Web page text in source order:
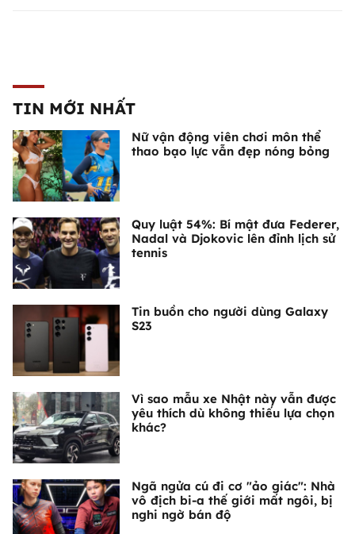
TIN MỚI NHẤT
Nữ vận động viên chơi môn thể
thao bạo lực vẫn đẹp nóng bỏng
Quy luật 54%: Bí mật đưa Federer,
Nadal và Djokovic lên đỉnh lịch sử
tennis
Tin buồn cho người dùng Galaxy
S23
Vì sao mẫu xe Nhật này vẫn được
yêu thích dù không thiếu lựa chọn
khác?
Ngã ngửa cú đi cơ "ảo giác": Nhà
vô địch bi-a thế giới mất ngôi, bị
nghi ngờ bán độ